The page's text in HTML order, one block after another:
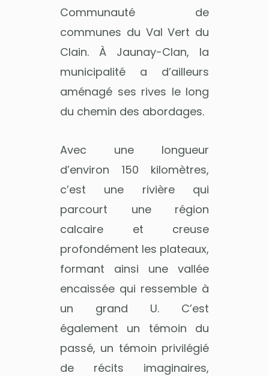
Communauté de
communes du Val Vert du
Clain. À Jaunay-Clan, la
municipalité a d’ailleurs
aménagé ses rives le long
du chemin des abordages.
Avec une longueur
d’environ 150 kilomètres,
c’est une rivière qui
parcourt une région
calcaire et creuse
profondément les plateaux,
formant ainsi une vallée
encaissée qui ressemble à
un grand U. C’est
également un témoin du
passé, un témoin privilégié
de récits imaginaires,